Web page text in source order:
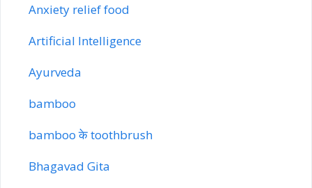
Anxiety relief food
Artificial Intelligence
Ayurveda
bamboo
bamboo के toothbrush
Bhagavad Gita